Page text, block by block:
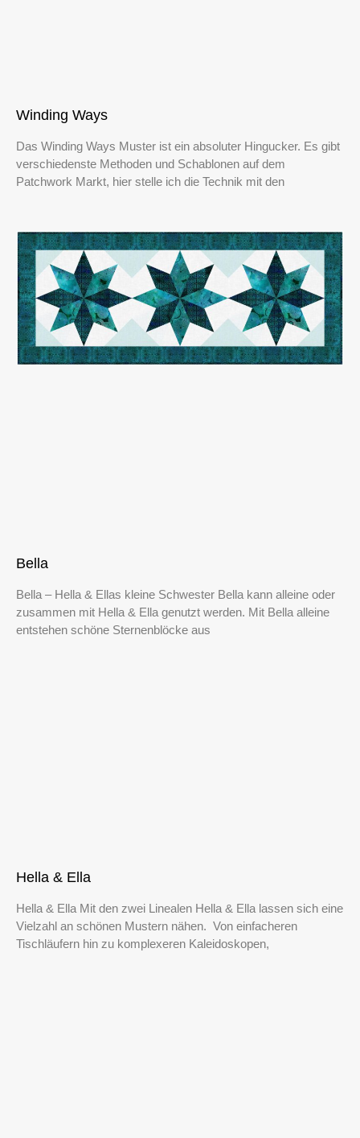
Winding Ways
Das Winding Ways Muster ist ein absoluter Hingucker. Es gibt
verschiedenste Methoden und Schablonen auf dem
Patchwork Markt, hier stelle ich die Technik mit den
Bella
Bella – Hella & Ellas kleine Schwester Bella kann alleine oder
zusammen mit Hella & Ella genutzt werden. Mit Bella alleine
entstehen schöne Sternenblöcke aus
Hella & Ella
Hella & Ella Mit den zwei Linealen Hella & Ella lassen sich eine
Vielzahl an schönen Mustern nähen. Von einfacheren
Tischläufern hin zu komplexeren Kaleidoskopen,